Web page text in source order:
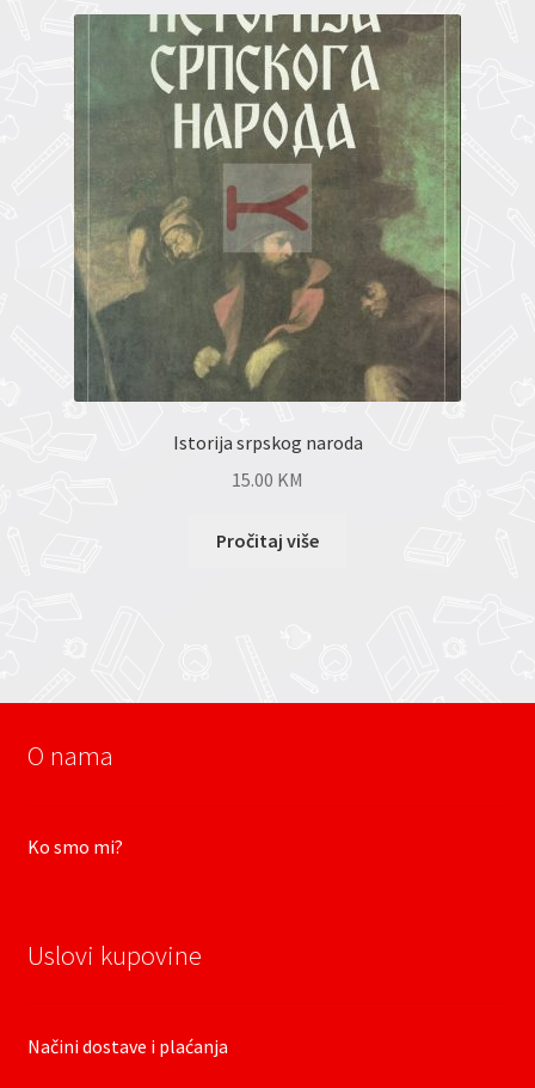
Istorija srpskog naroda
15.00 KM
Pročitaj više
O nama
Ko smo mi?
Uslovi kupovine
Načini dostave i plaćanja